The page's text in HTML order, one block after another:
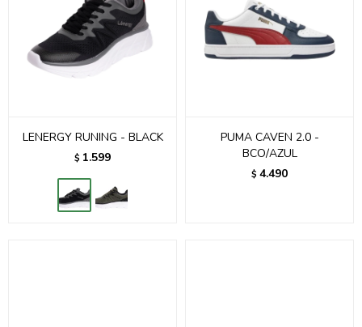
LENERGY RUNING - BLACK
$ 1.599
PUMA CAVEN 2.0 -
BCO/AZUL
$ 4.490